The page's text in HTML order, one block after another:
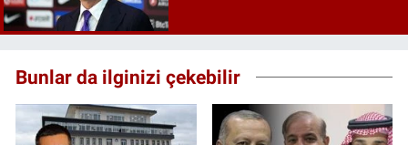
Bunlar da ilginizi çekebilir